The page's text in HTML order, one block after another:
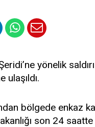
yönelik
ulaşıldı.
bölgede enkaz
son 24 saatte